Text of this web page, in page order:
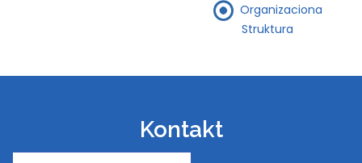
Organizaciona
Struktura
Kontakt